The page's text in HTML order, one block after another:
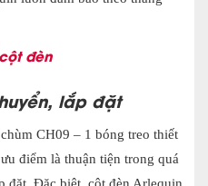
đèn
lắp đặt
CH09 – 1 bóng treo thiết
điểm là thuận tiện trong quá